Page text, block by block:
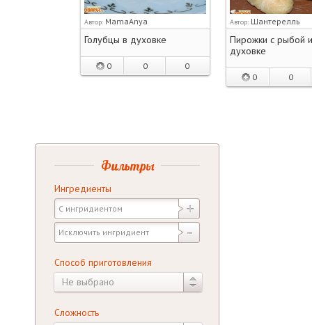
Автор: MamaAnya
Голубцы в духовке
0 0 0
Автор: Шантерелль
Пирожки с рыбой
духовке
0 0
Фильтры
Ингредиенты
Способ приготовления
Не выбрано
Сложность